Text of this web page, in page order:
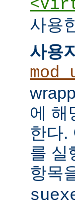
사용
사용
에 해
한다.
를 실
항목